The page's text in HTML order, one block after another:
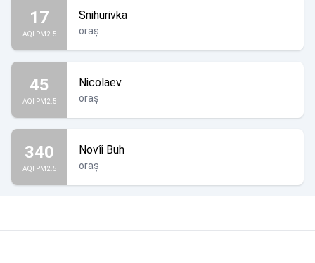
17
AQI PM2.5
Snihurivka
oraș
45
AQI PM2.5
Nicolaev
oraș
340
AQI PM2.5
Novîi Buh
oraș